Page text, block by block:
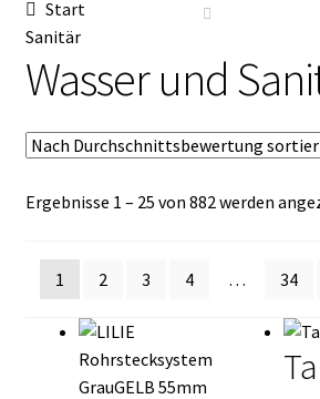
Impressum
Datenschutz
Impressum
Kasse
Mein Konto
Mein Konto
Vertrag widerrufen
Start
Sanitär
Wasser und
Ergebnisse 1 – 25 von 882 werden
1
2 3 4 … 34